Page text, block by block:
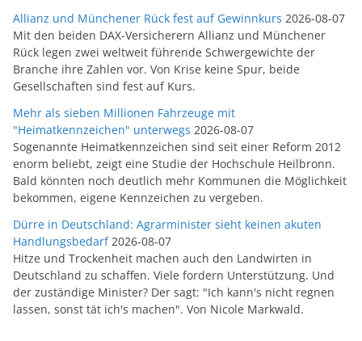
Allianz und Münchener Rück fest auf Gewinnkurs 2026-08-07
Mit den beiden DAX-Versicherern Allianz und Münchener
Rück legen zwei weltweit führende Schwergewichte der
Branche ihre Zahlen vor. Von Krise keine Spur, beide
Gesellschaften sind fest auf Kurs.
Mehr als sieben Millionen Fahrzeuge mit
"Heimatkennzeichen" unterwegs 2026-08-07
Sogenannte Heimatkennzeichen sind seit einer Reform 2012
enorm beliebt, zeigt eine Studie der Hochschule Heilbronn.
Bald könnten noch deutlich mehr Kommunen die Möglichkeit
bekommen, eigene Kennzeichen zu vergeben.
Dürre in Deutschland: Agrarminister sieht keinen akuten
Handlungsbedarf 2026-08-07
Hitze und Trockenheit machen auch den Landwirten in
Deutschland zu schaffen. Viele fordern Unterstützung. Und
der zuständige Minister? Der sagt: "Ich kann's nicht regnen
lassen, sonst tät ich's machen". Von Nicole Markwald.